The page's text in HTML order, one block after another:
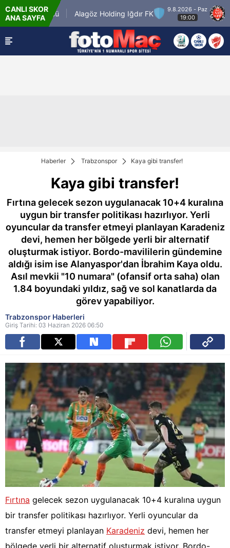
CANLI SKOR
ANA SAYFA
Keçiörengücü Alagöz Holding Iğdır FK
9.8.2026 - Paz
19:00
Haberler Trabzonspor Kaya gibi transfer!
Kaya gibi transfer!
Fırtına gelecek sezon uygulanacak 10+4 kuralına
uygun bir transfer politikası hazırlıyor. Yerli
oyuncular da transfer etmeyi planlayan Karadeniz
devi, hemen her bölgede yerli bir alternatif
oluşturmak istiyor. Bordo-mavililerin gündemine
aldığı isim ise Alanyaspor'dan İbrahim Kaya oldu.
Asıl mevkii "10 numara" (ofansif orta saha) olan
1.84 boyundaki yıldız, sağ ve sol kanatlarda da
görev yapabiliyor.
Trabzonspor Haberleri
Giriş Tarihi: 03 Haziran 2026 06:50
Fırtına gelecek sezon uygulanacak 10+4 kuralına uygun
bir transfer politikası hazırlıyor. Yerli oyuncular da
transfer etmeyi planlayan Karadeniz devi, hemen her